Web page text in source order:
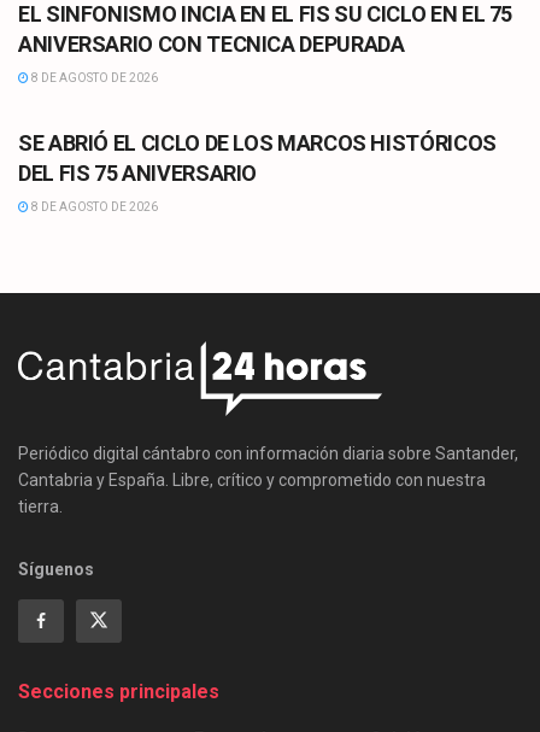
EL SINFONISMO INCIA EN EL FIS SU CICLO EN EL 75
ANIVERSARIO CON TECNICA DEPURADA
8 DE AGOSTO DE 2026
SE ABRIÓ EL CICLO DE LOS MARCOS HISTÓRICOS
DEL FIS 75 ANIVERSARIO
8 DE AGOSTO DE 2026
Periódico digital cántabro con información diaria sobre Santander,
Cantabria y España. Libre, crítico y comprometido con nuestra
tierra.
Síguenos
Secciones principales